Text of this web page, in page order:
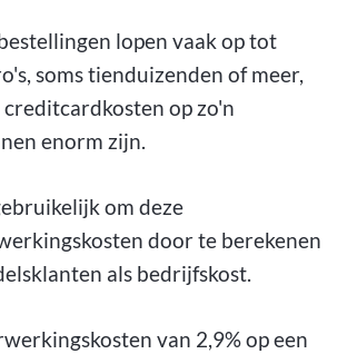
lopen vaak op tot
soms tienduizenden of meer,
creditcardkosten op zo'n
enorm zijn.
om deze
door te berekenen
als bedrijfskost.
van 2,9% op een